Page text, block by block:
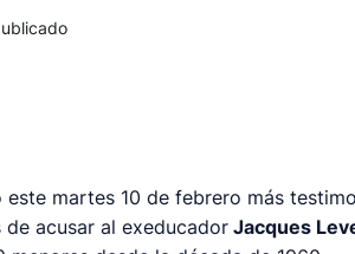
este martes 10 de febrero más
de acusar al exeducador Jacques